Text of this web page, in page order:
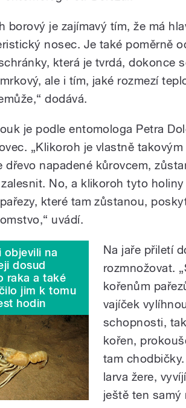
borový je zajímavý tím, že má
nosec. Je také poměrně
která je tvrdá, dokonce
ale i tím, jaké rozmezí
dodává.
je podle entomologa Petra
„Klikoroh je vlastně
dřevo napadené kůrovcem,
No, a klikoroh tyto
které tam zůstanou,
uvádí.
objevili na
dosud
raka a také
jim k tomu
hodin
Na jaře přiletí
rozmnožovat.
kořenům
vajíček
schopnosti,
kořen,
tam
larva žere,
ještě ten